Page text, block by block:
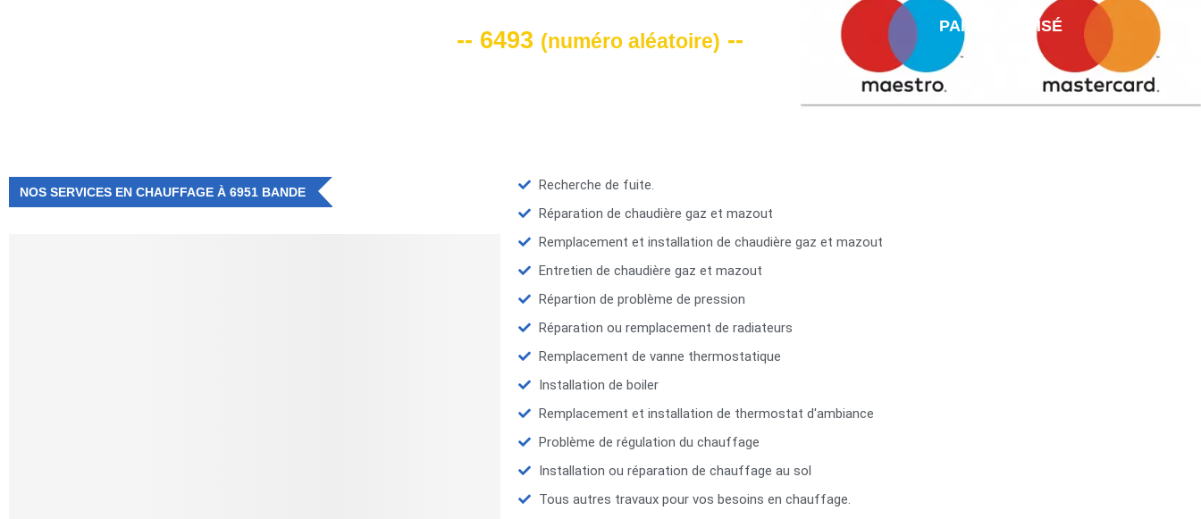
-- 6493 (numéro aléatoire) --
PAIEMENT AISÉ
NOS SERVICES EN CHAUFFAGE À 6951 BANDE
Recherche de fuite.
Réparation de chaudière gaz et mazout
Remplacement et installation de chaudière gaz et mazout
Entretien de chaudière gaz et mazout
Répartion de problème de pression
Réparation ou remplacement de radiateurs
Remplacement de vanne thermostatique
Installation de boiler
Remplacement et installation de thermostat d'ambiance
Problème de régulation du chauffage
Installation ou réparation de chauffage au sol
Tous autres travaux pour vos besoins en chauffage.